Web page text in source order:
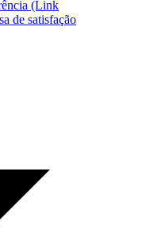
(Link
de satisfação